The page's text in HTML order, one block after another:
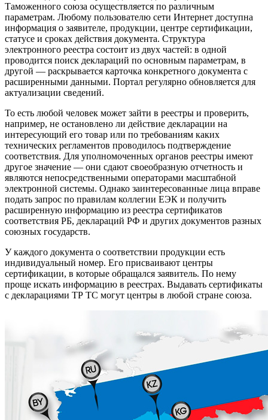
Таможенного союза осуществляется по различным
параметрам. Любому пользователю сети Интернет доступна
информация о заявителе, продукции, центре сертификации,
статусе и сроках действия документа. Структура
электронного реестра состоит из двух частей: в одной
проводится поиск деклараций по основным параметрам, в
другой — раскрывается карточка конкретного документа с
расширенными данными. Портал регулярно обновляется для
актуализации сведений.
То есть любой человек может зайти в реестры и проверить,
например, не остановлено ли действие декларации на
интересующий его товар или по требованиям каких
технических регламентов проводилось подтверждение
соответствия. Для уполномоченных органов реестры имеют
другое значение — они сдают своеобразную отчетность и
являются непосредственными операторами масштабной
электронной системы. Однако заинтересованные лица вправе
подать запрос по правилам коллегии ЕЭК и получить
расширенную информацию из реестра сертификатов
соответствия РБ, деклараций РФ и других документов разных
союзных государств.
У каждого документа о соответствии продукции есть
индивидуальный номер. Его присваивают центры
сертификации, в которые обращался заявитель. По нему
проще искать информацию в реестрах. Выдавать сертификаты
с декларациями ТР ТС могут центры в любой стране союза.